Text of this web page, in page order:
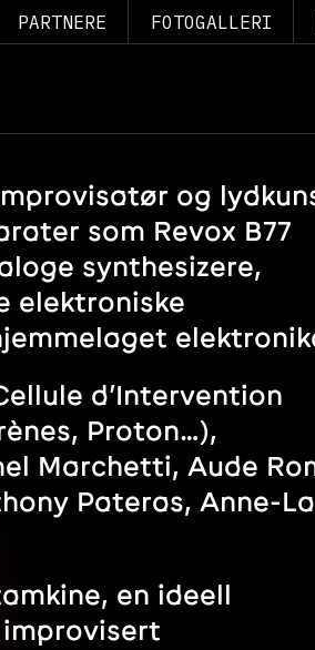
PARTNERE FOTOGALLERI
og
som Revox B77
synthesizere,
elektroniske
d’Intervention
Proton…),
Marchetti, Aude
Pateras, Anne-
en ideell